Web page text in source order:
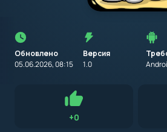
Обновлено
05.06.2026, 08:15
Версия
1.0
обращать внимание на
OS. Мы указываем минимально
+0Нравится